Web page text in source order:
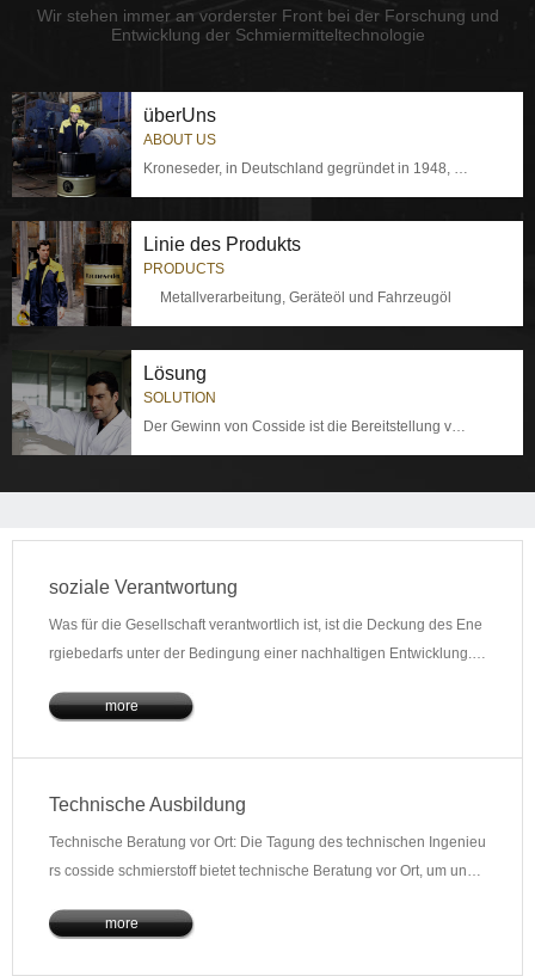
Wir stehen immer an vorderster Front bei der Forschung und
Entwicklung der Schmiermitteltechnologie
überUns
ABOUT US
Kroneseder, in Deutschland gegründet in 1948, ist eine Schmierstoffmarke
Linie des Produkts
PRODUCTS
Metallverarbeitung, Geräteöl und Fahrzeugöl
Lösung
SOLUTION
Der Gewinn von Cosside ist die Bereitstellung von Produkten oder Dienstleistungen, um Kunden zu helfen
soziale Verantwortung
Was für die Gesellschaft verantwortlich ist, ist die Deckung des Ene
rgiebedarfs unter der Bedingung einer nachhaltigen Entwicklung.C
more
Technische Ausbildung
Technische Beratung vor Ort: Die Tagung des technischen Ingenieu
rs cosside schmierstoff bietet technische Beratung vor Ort, um unse
more